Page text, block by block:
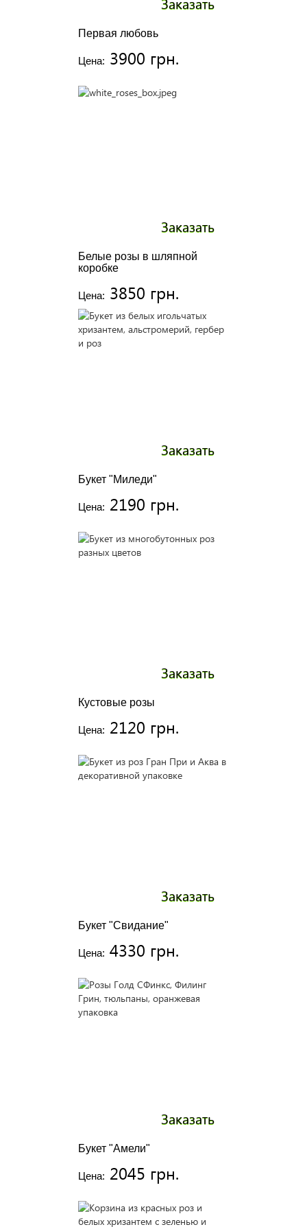
Первая любовь
Цена: 3900 грн.
Белые розы в шляпной
коробке
Цена: 3850 грн.
Заказать
Букет "Миледи"
Цена: 2190 грн.
Заказать
Кустовые розы
Цена: 2120 грн.
Заказать
Букет "Свидание"
Цена: 4330 грн.
Заказать
Букет "Амели"
Цена: 2045 грн.
Заказать